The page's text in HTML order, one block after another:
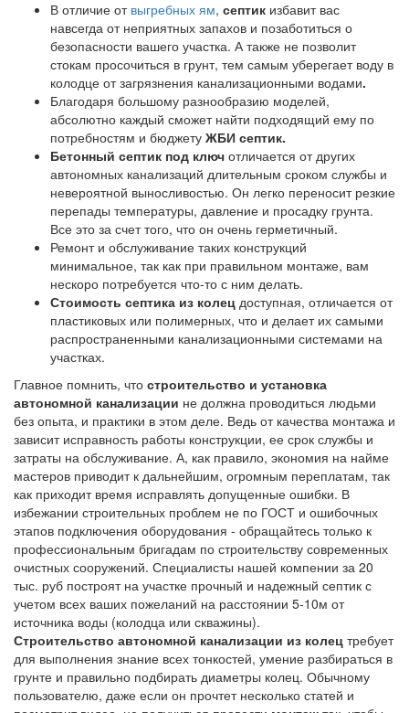
В отличие от выгребных ям, септик избавит вас
навсегда от неприятных запахов и позаботиться о
безопасности вашего участка. А также не позволит
стокам просочиться в грунт, тем самым уберегает воду в
колодце от загрязнения канализационными водами.
Благодаря большому разнообразию моделей,
абсолютно каждый сможет найти подходящий ему по
потребностям и бюджету ЖБИ септик.
Бетонный септик под ключ отличается от других
автономных канализаций длительным сроком службы и
невероятной выносливостью. Он легко переносит резкие
перепады температуры, давление и просадку грунта.
Все это за счет того, что он очень герметичный.
Ремонт и обслуживание таких конструкций
минимальное, так как при правильном монтаже, вам
нескоро потребуется что-то с ним делать.
Стоимость септика из колец доступная, отличается от
пластиковых или полимерных, что и делает их самыми
распространенными канализационными системами на
участках.
Главное помнить, что строительство и установка
автономной канализации не должна проводиться людьми
без опыта, и практики в этом деле. Ведь от качества монтажа и
зависит исправность работы конструкции, ее срок службы и
затраты на обслуживание. А, как правило, экономия на найме
мастеров приводит к дальнейшим, огромным переплатам, так
как приходит время исправлять допущенные ошибки. В
избежании строительных проблем не по ГОСТ и ошибочных
этапов подключения оборудования - обращайтесь только к
профессиональным бригадам по строительству современных
очистных сооружений. Специалисты нашей компении за 20
тыс. руб построят на участке прочный и надежный септик с
учетом всех ваших пожеланий на расстоянии 5-10м от
источника воды (колодца или скважины).
Строительство автономной канализации из колец требует
для выполнения знание всех тонкостей, умение разбираться в
грунте и правильно подбирать диаметры колец. Обычному
пользователю, даже если он прочтет несколько статей и